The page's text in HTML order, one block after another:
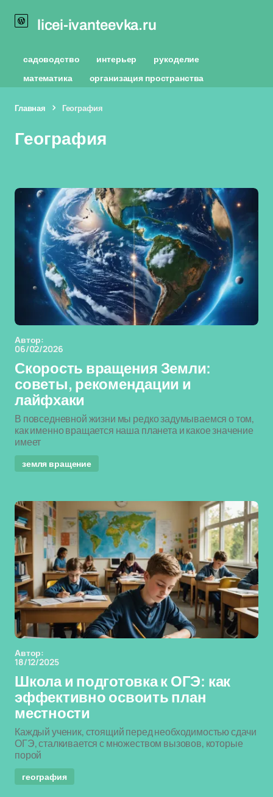
licei-ivanteevka.ru
садоводство интерьер
рукоделие
математика
организация пространства
Главная География
География
Автор:
06/02/2026
Скорость вращения Земли:
советы, рекомендации и
лайфхаки
В повседневной жизни мы редко задумываемся о том,
как именно вращается наша планета и какое значение
имеет
земля вращение
Автор:
18/12/2025
Школа и подготовка к ОГЭ: как
эффективно освоить план
местности
Каждый ученик, стоящий перед необходимостью сдачи
ОГЭ, сталкивается с множеством вызовов, которые
порой
география